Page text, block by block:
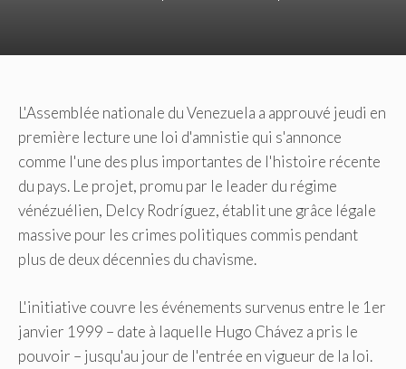
L'Assemblée nationale du Venezuela a approuvé jeudi en
première lecture une loi d'amnistie qui s'annonce
comme l'une des plus importantes de l'histoire récente
du pays. Le projet, promu par le leader du régime
vénézuélien, Delcy Rodríguez, établit une grâce légale
massive pour les crimes politiques commis pendant
plus de deux décennies du chavisme.
L'initiative couvre les événements survenus entre le 1er
janvier 1999 – date à laquelle Hugo Chávez a pris le
pouvoir – jusqu'au jour de l'entrée en vigueur de la loi.